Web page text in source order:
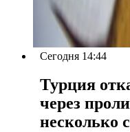
Сегодня 14:44
Турция
через
несколько